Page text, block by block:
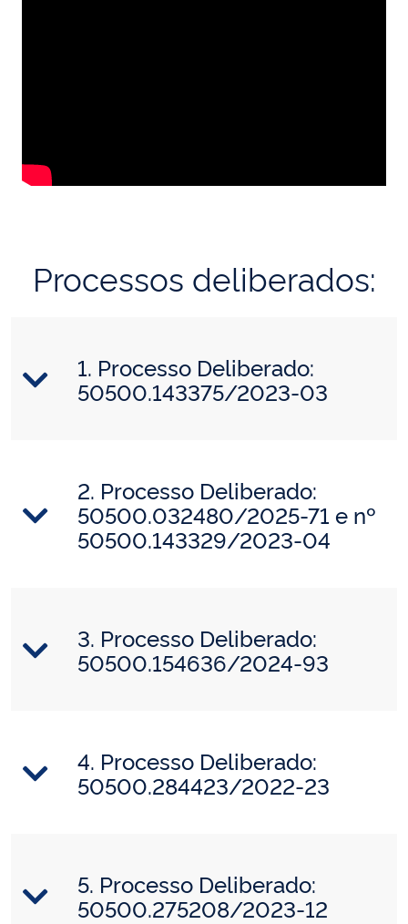
Processos deliberados:
1. Processo Deliberado:
50500.143375/2023-03
2. Processo Deliberado:
50500.032480/2025-71 e nº
50500.143329/2023-04
3. Processo Deliberado:
50500.154636/2024-93
4. Processo Deliberado:
50500.284423/2022-23
5. Processo Deliberado:
50500.275208/2023-12